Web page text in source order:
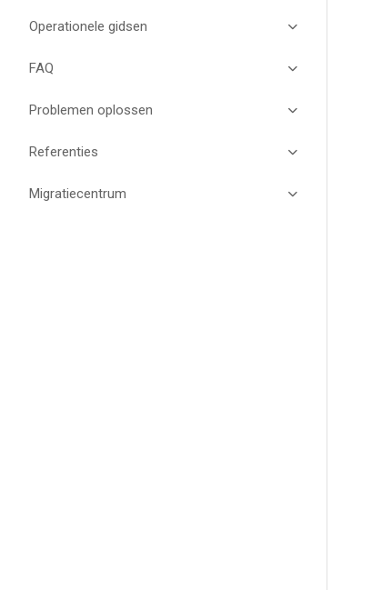
Operationele gidsen
FAQ
Problemen oplossen
Referenties
Migratiecentrum